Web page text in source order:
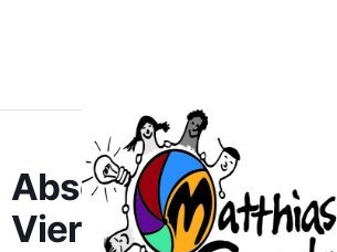
Abschlussfeiern der
Vierten Klassen